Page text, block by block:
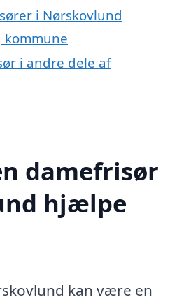
i Nørskovlund
kommune
i andre dele af
damefrisør
hjælpe
kan være en